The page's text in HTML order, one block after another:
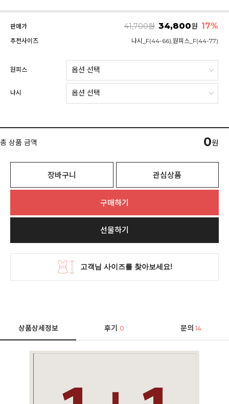
판매가 41,700원 34,800원 17%
추천사이즈 나시_F(44-66),원피스_F(44-77)
원피스
나시
총 상품 금액 0원
장바구니 관심상품
구매하기
선물하기
상품상세정보 후기0 문의 14